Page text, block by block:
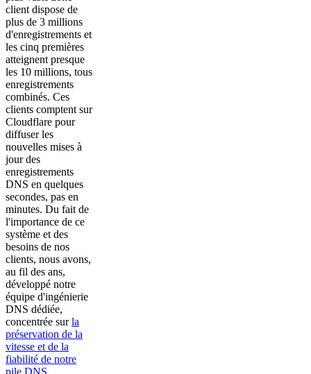
client dispose de
plus de 3 millions
d'enregistrements et
les cinq premières
atteignent presque
les 10 millions, tous
enregistrements
combinés. Ces
clients comptent sur
Cloudflare pour
diffuser les
nouvelles mises à
jour des
enregistrements
DNS en quelques
secondes, pas en
minutes. Du fait de
l'importance de ce
système et des
besoins de nos
clients, nous avons,
au fil des ans,
développé notre
équipe d'ingénierie
DNS dédiée,
concentrée surla
préservation de la
vitesse et de la
fiabilité de notre
pile DNS